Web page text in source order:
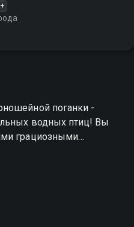
поганки -
водных птиц! Вы
грациозными